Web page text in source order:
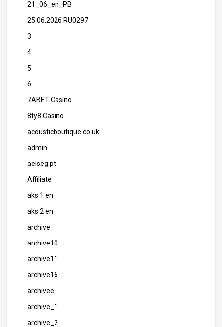
21_06_en_PB
25.06.2026 RU0297
3
4
5
6
7ABET Casino
8ty8 Casino
acousticboutique.co.uk
admin
aeiseg.pt
Affiliate
aks 1 en
aks 2 en
archive
archive10
archive11
archive16
archivee
archive_1
archive_2